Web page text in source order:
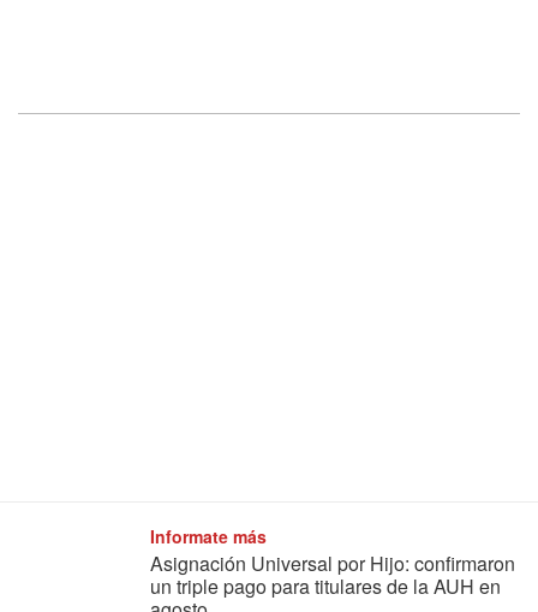
Informate más
Asignación Universal por Hijo: confirmaron
un triple pago para titulares de la AUH en